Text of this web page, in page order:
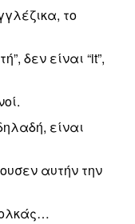
το
δεν είναι “it”,
είναι
αυτήν την